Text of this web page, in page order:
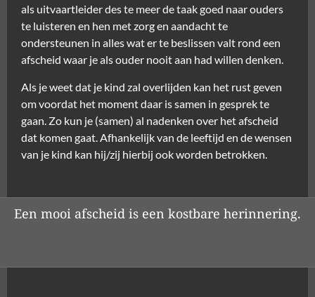
als uitvaartleider des te meer de taak goed naar ouders
te luisteren en hen met zorg en aandacht te
ondersteunen in alles wat er te beslissen valt rond een
afscheid waar je als ouder nooit aan had willen denken.
Als je weet dat je kind zal overlijden kan het rust geven
om voordat het moment daar is samen in gesprek te
gaan. Zo kun je (samen) al nadenken over het afscheid
dat komen gaat. Afhankelijk van de leeftijd en de wensen
van je kind kan hij/zij hierbij ook worden betrokken.
Een mooi afscheid is een kostbare herinnering.